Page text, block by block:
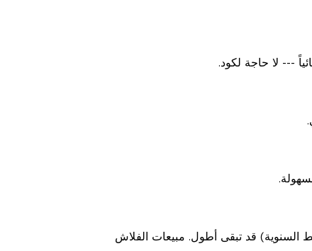
--- لا حاجة لكود.
السنوية) قد تبقى أطول. مبيعات الفلاش